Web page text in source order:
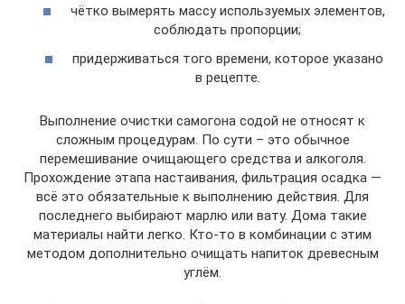
чётко вымерять массу используемых элементов,
соблюдать пропорции;
придерживаться того времени, которое указано
в рецепте.
Выполнение очистки самогона содой не относят к
сложным процедурам. По сути – это обычное
перемешивание очищающего средства и алкоголя.
Прохождение этапа настаивания, фильтрация осадка —
всё это обязательные к выполнению действия. Для
последнего выбирают марлю или вату. Дома такие
материалы найти легко. Кто-то в комбинации с этим
методом дополнительно очищать напиток древесным
углём.